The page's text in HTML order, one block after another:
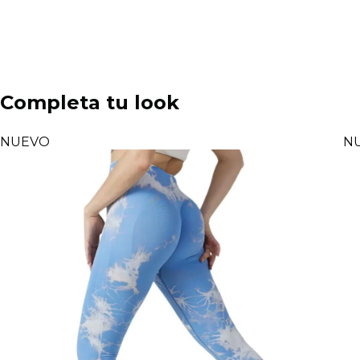
Completa tu look
NUEVO